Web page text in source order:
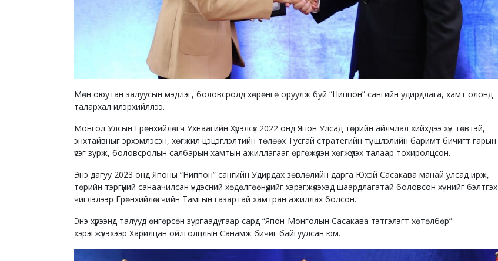
Мөн оюутан залуусын мэдлэг, боловсролд хөрөнгө оруулж буй “Ниппон” сангийн удирдлага, хамт олонд
талархал илэрхийллээ.
Монгол Улсын Ерөнхийлөгч Ухнаагийн Хүрэлсүх 2022 онд Япон Улсад төрийн айлчлал хийхдээ хүн төвтэй,
энхтайвныг эрхэмлэсэн, хөгжил цэцэглэлтийн төлөөх Тусгай стратегийн түншлэлийн баримт бичигт гарын
үсэг зурж, боловсролын салбарын хамтын ажиллагааг өргөжүүлэн хөгжүүлэх талаар тохиролцсон.
Энэ дагуу 2023 онд Японы “Ниппон” сангийн Удирдах зөвлөлийн дарга Юхэй Сасакава манай улсад ирж,
төрийн тэргүүний санаачилсан үндэсний хөдөлгөөнүүдийг хэрэгжүүлэхэд шаардлагатай боловсон хүчнийг бэлтгэх
чиглэлээр Ерөнхийлөгчийн Тамгын газартай хамтран ажиллах болсон.
Энэ хүрээнд талууд өнгөрсөн зургаадугаар сард “Япон-Монголын Сасакава тэтгэлэгт хөтөлбөр”
хэрэгжүүлэхээр Харилцан ойлголцлын Санамж бичиг байгуулсан юм.